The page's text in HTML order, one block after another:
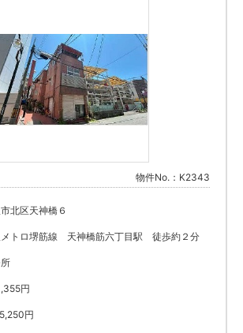
物件No.：K2343
北区天神橋６
メトロ堺筋線 天神橋筋六丁目駅 徒歩約２分
円
円